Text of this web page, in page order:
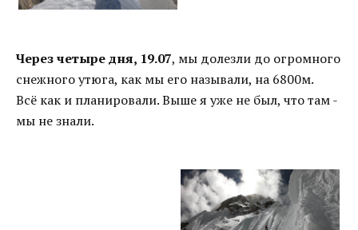
Через четыре дня, 19.07, мы долезли до огромного
снежного утюга, как мы его называли, на 6800м.
Всё как и планировали. Выше я уже не был, что там -
мы не знали.